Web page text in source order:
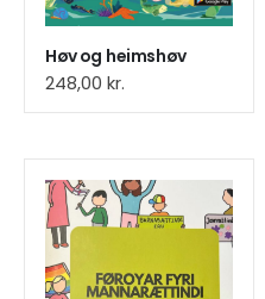
Høv og heimshøv
248,00 kr.